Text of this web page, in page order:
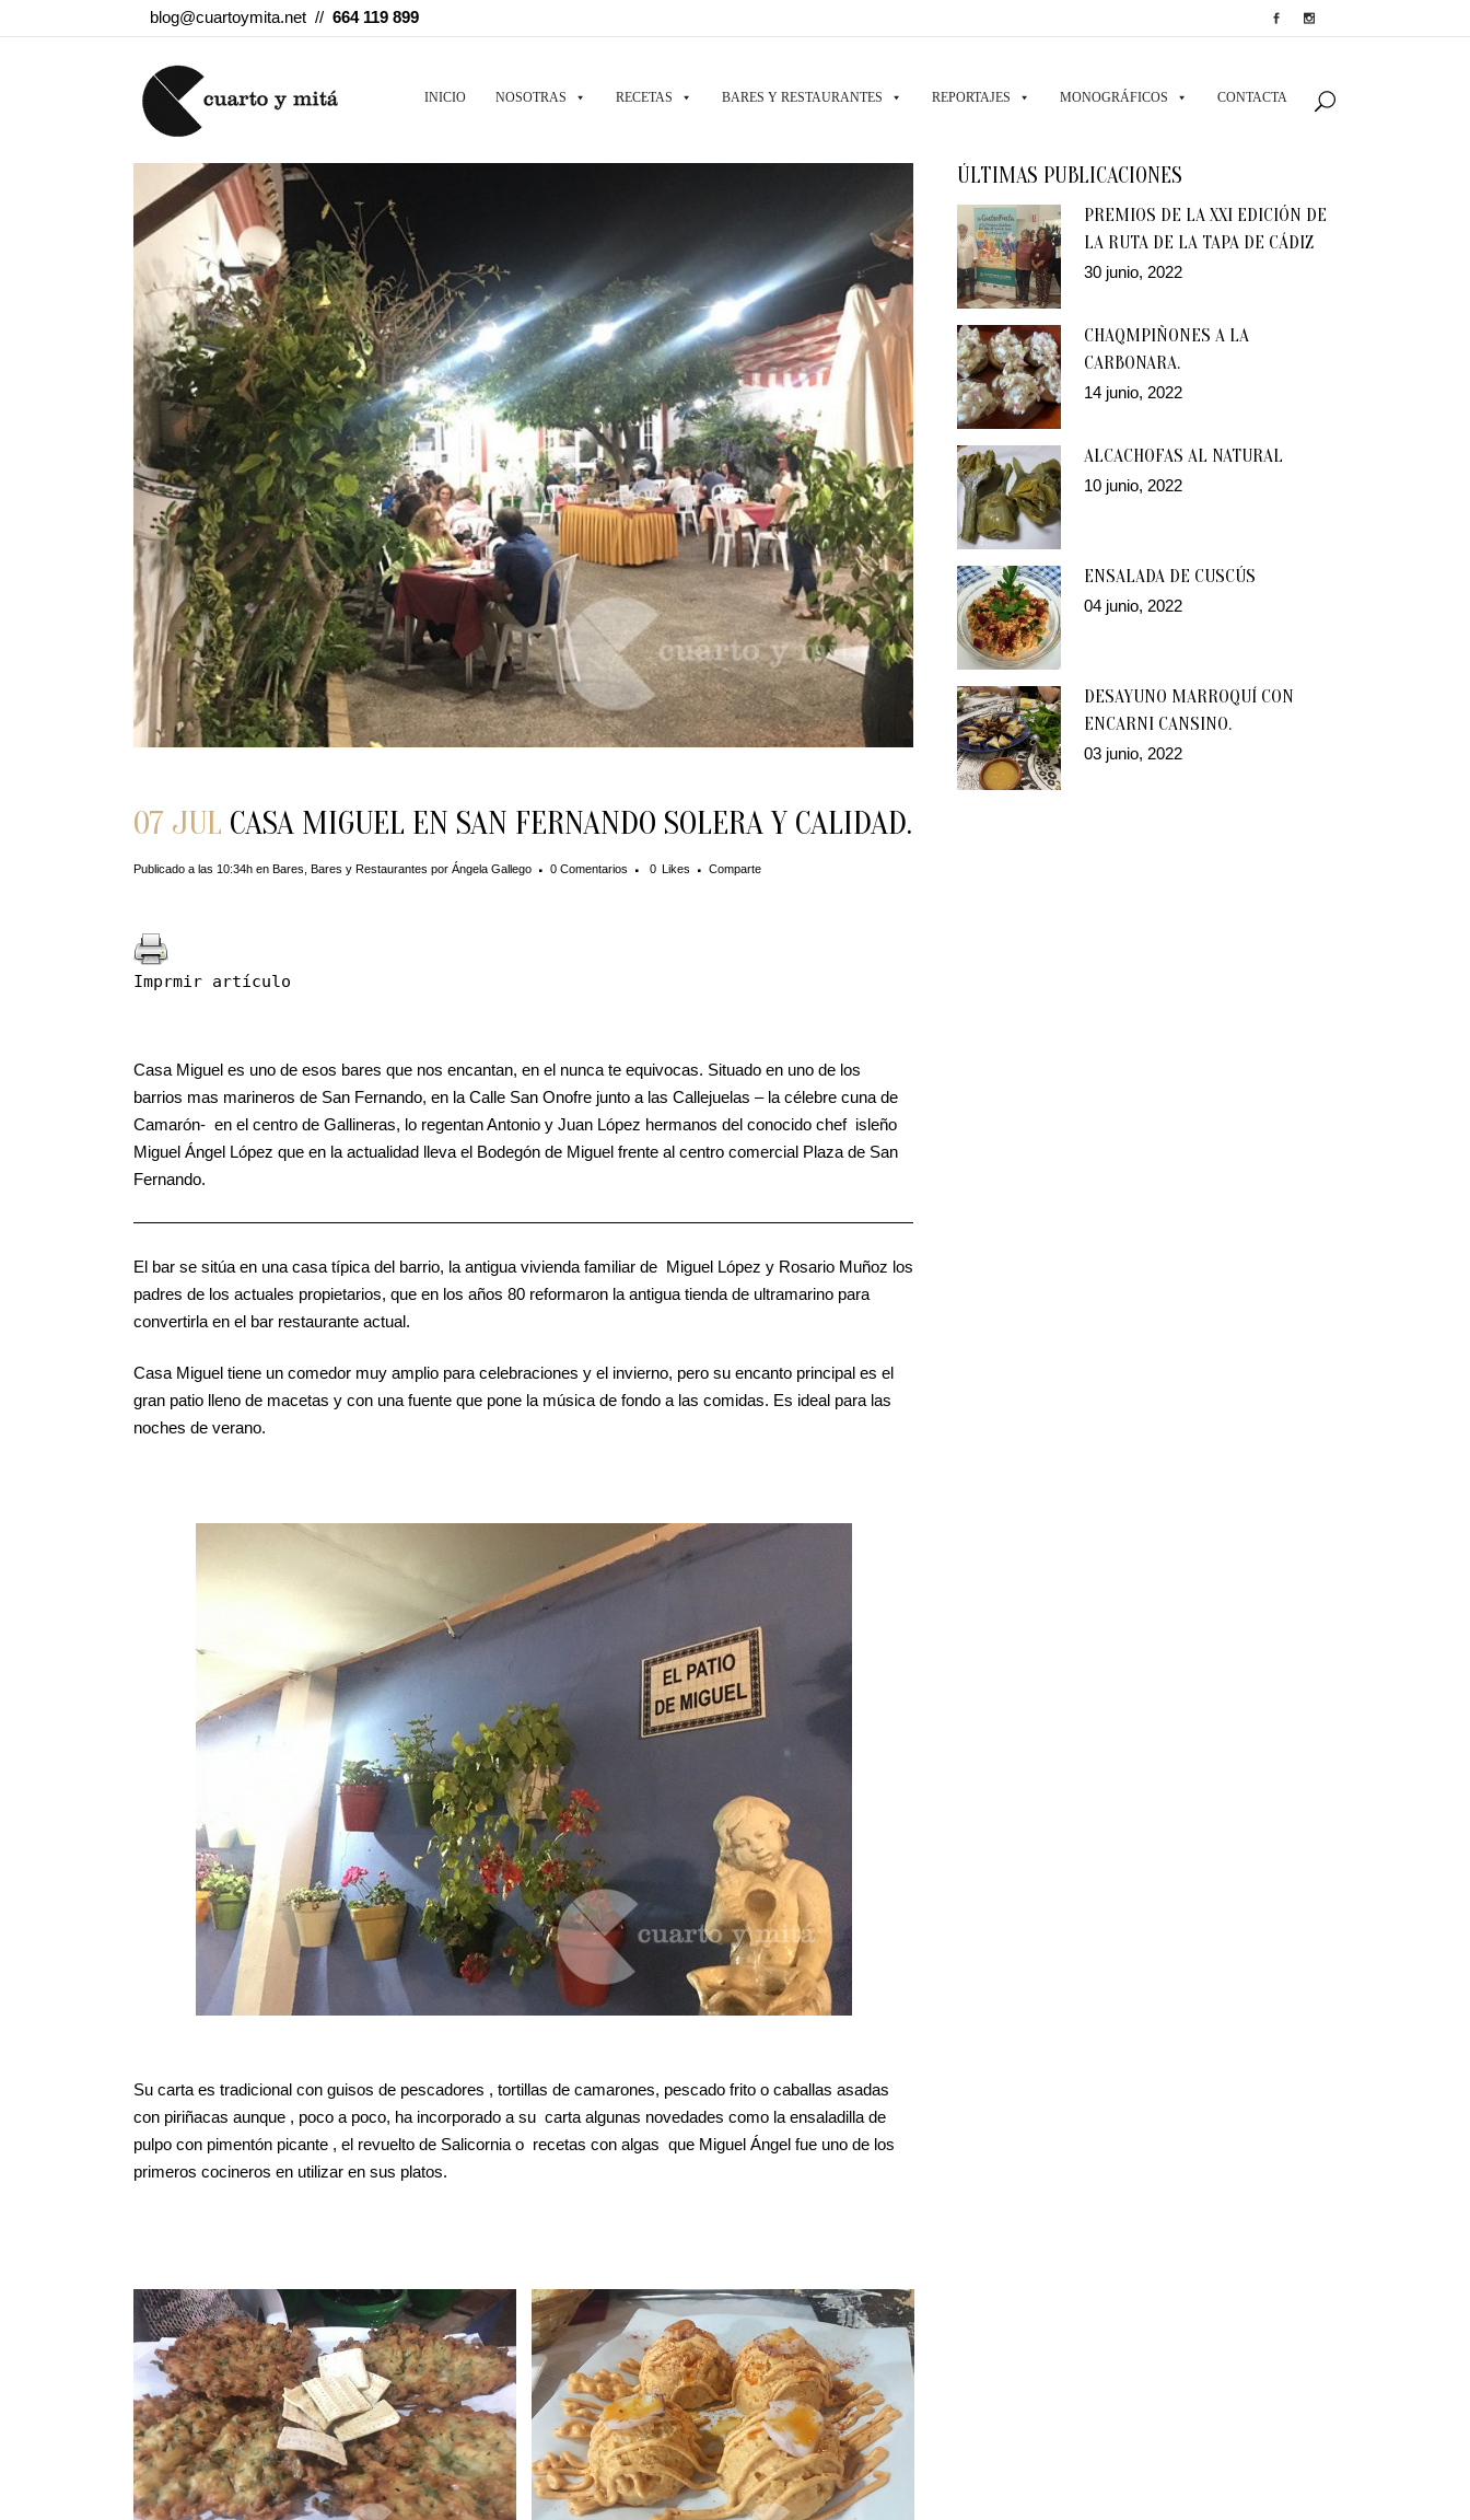
blog@cuartoymita.net // 664 119 899
INICIO NOSOTRAS RECETAS BARES Y RESTAURANTES REPORTAJES MONOGRÁFICOS CONTACTA
07 JUL CASA MIGUEL EN SAN FERNANDO SOLERA Y CALIDAD.
Publicado a las 10:34h en Bares Bares y Restaurantes por Ángela Gallego 0 Comentarios 0 Likes Comparte
Imprmir artículo
Casa Miguel es uno de esos bares que nos encantan, en el nunca te equivocas. Situado en uno de los
barrios mas marineros de San Fernando, en la Calle San Onofre junto a las Callejuelas – la célebre cuna de
Camarón- en el centro de Gallineras, lo regentan Antonio y Juan López hermanos del conocido chef isleño
Miguel Ángel López que en la actualidad lleva el Bodegón de Miguel frente al centro comercial Plaza de San
Fernando.
El bar se sitúa en una casa típica del barrio, la antigua vivienda familiar de Miguel López y Rosario Muñoz los
padres de los actuales propietarios, que en los años 80 reformaron la antigua tienda de ultramarino para
convertirla en el bar restaurante actual.
Casa Miguel tiene un comedor muy amplio para celebraciones y el invierno, pero su encanto principal es el
gran patio lleno de macetas y con una fuente que pone la música de fondo a las comidas. Es ideal para las
noches de verano.
Su carta es tradicional con guisos de pescadores , tortillas de camarones, pescado frito o caballas asadas
con piriñacas aunque , poco a poco, ha incorporado a su carta algunas novedades como la ensaladilla de
pulpo con pimentón picante , el revuelto de Salicornia o recetas con algas que Miguel Ángel fue uno de los
primeros cocineros en utilizar en sus platos.
ÚLTIMAS PUBLICACIONES
PREMIOS DE LA XXI EDICIÓN DE
LA RUTA DE LA TAPA DE CÁDIZ
30 junio, 2022
CHAQMPIÑONES A LA
CARBONARA.
14 junio, 2022
ALCACHOFAS AL NATURAL
10 junio, 2022
ENSALADA DE CUSCÚS
04 junio, 2022
DESAYUNO MARROQUÍ CON
ENCARNI CANSINO.
03 junio, 2022